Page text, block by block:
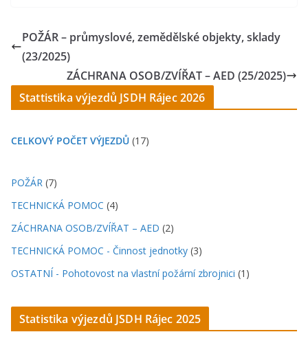
POŽÁR – průmyslové, zemědělské objekty, sklady
(23/2025)
ZÁCHRANA OSOB/ZVÍŘAT – AED (25/2025)
Stattistika výjezdů JSDH Rájec 2026
CELKOVÝ POČET VÝJEZDŮ (17)
POŽÁR (7)
TECHNICKÁ POMOC (4)
ZÁCHRANA OSOB/ZVÍŘAT – AED (2)
TECHNICKÁ POMOC - Činnost jednotky (3)
OSTATNÍ - Pohotovost na vlastní požární zbrojnici (1)
Statistika výjezdů JSDH Rájec 2025